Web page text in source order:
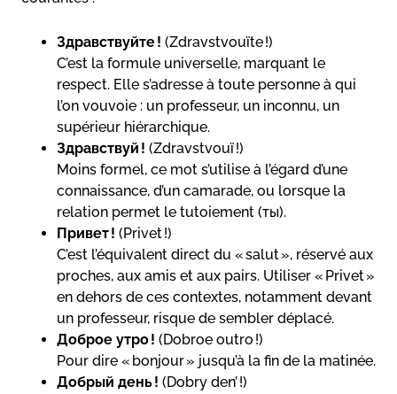
Здравствуйте ! (Zdravstvouïte !)
C’est la formule universelle, marquant le
respect. Elle s’adresse à toute personne à qui
l’on vouvoie : un professeur, un inconnu, un
supérieur hiérarchique.
Здравствуй ! (Zdravstvouï !)
Moins formel, ce mot s’utilise à l’égard d’une
connaissance, d’un camarade, ou lorsque la
relation permet le tutoiement (ты).
Привет ! (Privet !)
C’est l’équivalent direct du « salut », réservé aux
proches, aux amis et aux pairs. Utiliser « Privet »
en dehors de ces contextes, notamment devant
un professeur, risque de sembler déplacé.
Доброе утро ! (Dobroe outro !)
Pour dire « bonjour » jusqu’à la fin de la matinée.
Добрый день ! (Dobry den’ !)